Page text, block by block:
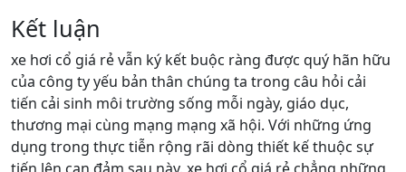
Kết luận
xe hơi cổ giá rẻ vẫn ký kết buộc ràng được quý hãn hữu
của công ty yếu bản thân chúng ta trong câu hỏi cải
tiến cải sinh môi trường sống mỗi ngày, giáo dục,
thương mại cùng mạng mạng xã hội. Với những ứng
dụng trong thực tiễn rộng rãi dòng thiết kế thuộc sự
tiến lên can đảm sau này, xe hơi cổ giá rẻ chẳng những